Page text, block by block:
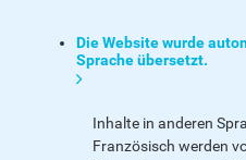
Die Website wurde
Sprache übersetzt.
Inhalte in anderen
Französisch werden